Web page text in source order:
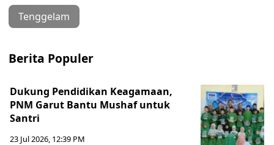
Tenggelam
Berita Populer
Dukung Pendidikan Keagamaan,
PNM Garut Bantu Mushaf untuk
Santri
23 Jul 2026, 12:39 PM